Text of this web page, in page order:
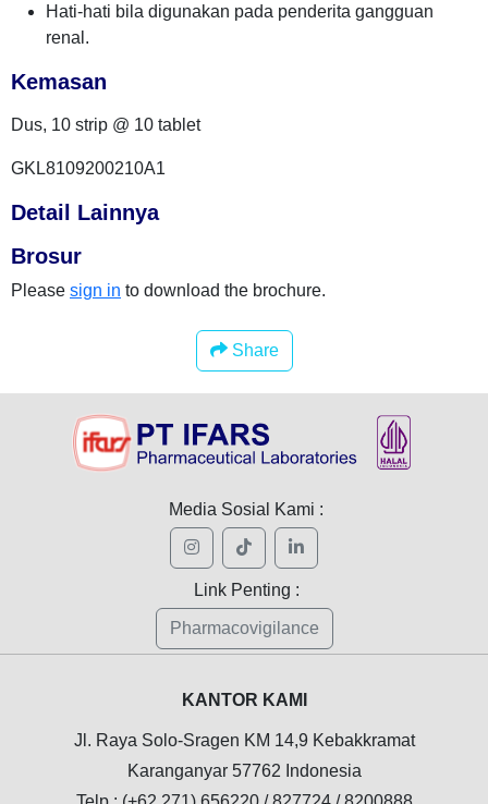
Hati-hati bila digunakan pada penderita gangguan
renal.
Kemasan
Dus, 10 strip @ 10 tablet
GKL8109200210A1
Detail Lainnya
Brosur
Please sign in to download the brochure.
Share
Media Sosial Kami :
Link Penting :
Pharmacovigilance
KANTOR KAMI
Jl. Raya Solo-Sragen KM 14,9 Kebakkramat
Karanganyar 57762 Indonesia